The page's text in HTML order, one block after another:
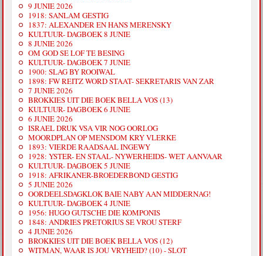
9 JUNIE 2026
1918: SANLAM GESTIG
1837: ALEXANDER EN HANS MERENSKY
KULTUUR- DAGBOEK 8 JUNIE
8 JUNIE 2026
OM GOD SE LOF TE BESING
KULTUUR- DAGBOEK 7 JUNIE
1900: SLAG BY ROOIWAL
1898: FW REITZ WORD STAAT- SEKRETARIS VAN ZAR
7 JUNIE 2026
BROKKIES UIT DIE BOEK BELLA VOS (13)
KULTUUR- DAGBOEK 6 JUNIE
6 JUNIE 2026
ISRAEL DRUK VSA VIR NOG OORLOG
MOORDPLAN OP MENSDOM KRY VLERKE
1893: VIERDE RAADSAAL INGEWY
1928: YSTER- EN STAAL- NYWERHEIDS- WET AANVAAR
KULTUUR- DAGBOEK 5 JUNIE
1918: AFRIKANER-BROEDERBOND GESTIG
5 JUNIE 2026
OORDEELSDAGKLOK BAIE NABY AAN MIDDERNAG!
KULTUUR- DAGBOEK 4 JUNIE
1956: HUGO GUTSCHE DIE KOMPONIS
1848: ANDRIES PRETORIUS SE VROU STERF
4 JUNIE 2026
BROKKIES UIT DIE BOEK BELLA VOS (12)
WITMAN, WAAR IS JOU VRYHEID? (10) - SLOT